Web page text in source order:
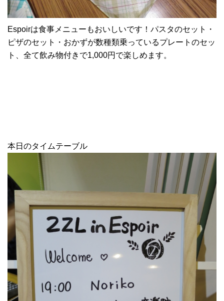
Espoirは食事メニューもおいしいです！パスタのセット・
ピザのセット・おかずが数種類乗っているプレートのセッ
ト、全て飲み物付きで1,000円で楽しめます。
本日のタイムテーブル